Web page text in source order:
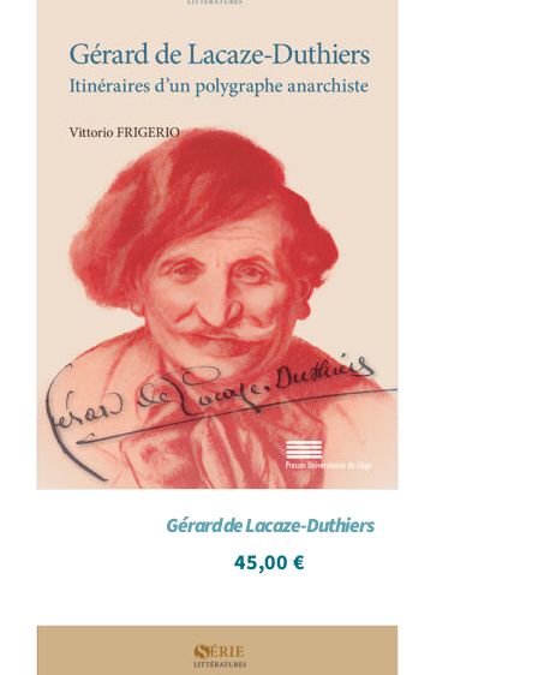
Gérard de Lacaze-Duthiers
45,00 €